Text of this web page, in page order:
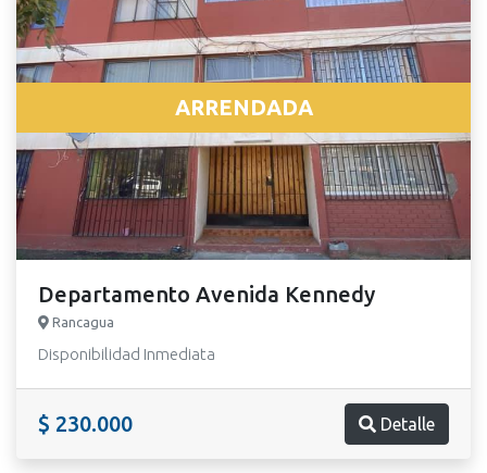
ARRENDADA
Departamento Avenida Kennedy
Rancagua
Disponibilidad Inmediata
$ 230.000 Detalle